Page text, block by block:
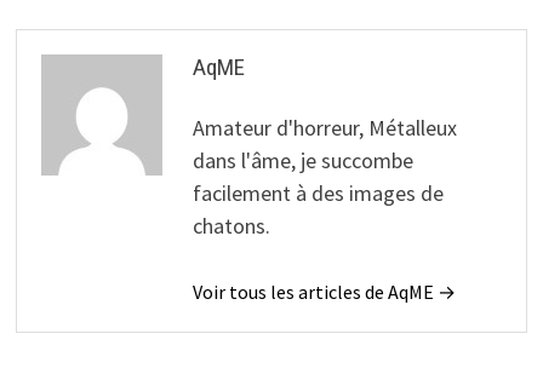
AqME
Amateur d'horreur, Métalleux
dans l'âme, je succombe
facilement à des images de
chatons.
Voir tous les articles de AqME →